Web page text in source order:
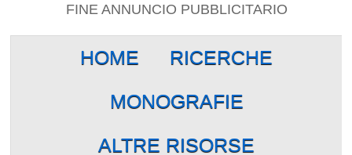
FINE ANNUNCIO PUBBLICITARIO
HOME RICERCHE
MONOGRAFIE
ALTRE RISORSE